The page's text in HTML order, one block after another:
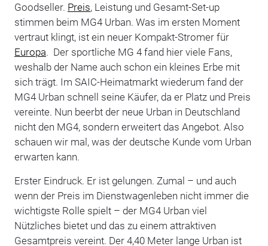
Goodseller. Preis, Leistung und Gesamt-Set-up
stimmen beim MG4 Urban. Was im ersten Moment
vertraut klingt, ist ein neuer Kompakt-Stromer für
Europa. Der sportliche MG 4 fand hier viele Fans,
weshalb der Name auch schon ein kleines Erbe mit
sich trägt. Im SAIC-Heimatmarkt wiederum fand der
MG4 Urban schnell seine Käufer, da er Platz und Preis
vereinte. Nun beerbt der neue Urban in Deutschland
nicht den MG4, sondern erweitert das Angebot. Also
schauen wir mal, was der deutsche Kunde vom Urban
erwarten kann.
Erster Eindruck. Er ist gelungen. Zumal – und auch
wenn der Preis im Dienstwagenleben nicht immer die
wichtigste Rolle spielt – der MG4 Urban viel
Nützliches bietet und das zu einem attraktiven
Gesamtpreis vereint. Der 4,40 Meter lange Urban ist